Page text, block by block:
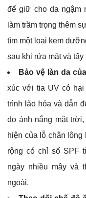
để giữ cho da ngậm
làm trầm trọng thêm
tìm một loại kem
sau khi rửa mặt và tẩy
Bảo vệ làn da
xúc với tia UV có hại
trình lão hóa và dẫn
do ánh nắng mặt
hiện của lỗ chân
rộng có chỉ số SPF
ngày nhiều mây và
ngoài.